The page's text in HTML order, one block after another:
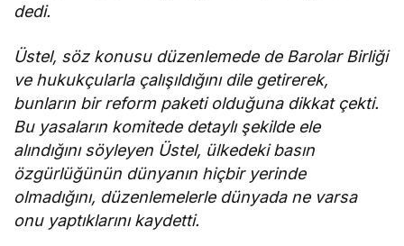
dedi.
Üstel, söz konusu düzenlemede de Barolar Birliği
ve hukukçularla çalışıldığını dile getirerek,
bunların bir reform paketi olduğuna dikkat çekti.
Bu yasaların komitede detaylı şekilde ele
alındığını söyleyen Üstel, ülkedeki basın
özgürlüğünün dünyanın hiçbir yerinde
olmadığını, düzenlemelerle dünyada ne varsa
onu yaptıklarını kaydetti.